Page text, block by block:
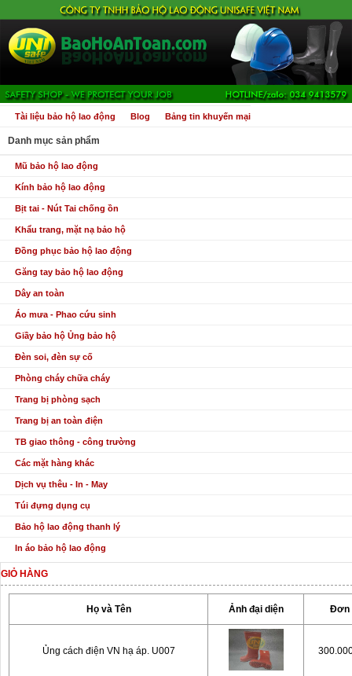
Tài liệu bảo hộ lao động Blog Bảng tin khuyến mại
Danh mục sản phẩm
Mũ bảo hộ lao động
Kính bảo hộ lao động
Bịt tai - Nút Tai chống ồn
Khẩu trang, mặt nạ bảo hộ
Đồng phục bảo hộ lao động
Găng tay bảo hộ lao động
Dây an toàn
Áo mưa - Phao cứu sinh
Giầy bảo hộ Ủng bảo hộ
Đèn soi, đèn sự cố
Phòng cháy chữa cháy
Trang bị phòng sạch
Trang bị an toàn điện
TB giao thông - công trường
Các mặt hàng khác
Dịch vụ thêu - In - May
Túi đựng dụng cụ
Bảo hộ lao động thanh lý
In áo bảo hộ lao động
GIỎ HÀNG
Họ và Tên Ảnh đại diện Đơn
Ủng cách điện VN hạ áp. U007